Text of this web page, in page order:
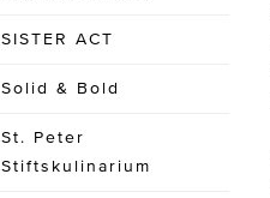
SISTER ACT
Solid & Bold
St. Peter
Stiftskulinarium